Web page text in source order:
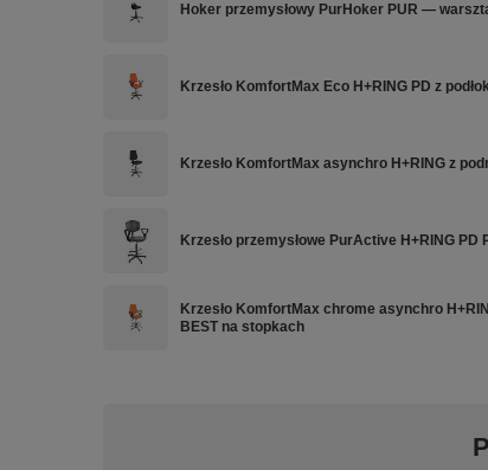
Hoker przemysłowy PurHoker PUR —
Krzesło KomfortMax Eco H+RING PD z
Krzesło KomfortMax asynchro H+RING z
Krzesło przemysłowe PurActive H+RING PD
Krzesło KomfortMax chrome asynchro
BEST na stopkach